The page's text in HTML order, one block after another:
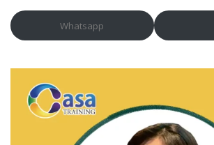
Whatsapp